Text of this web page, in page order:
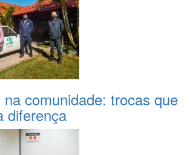
na comunidade: trocas que
diferença